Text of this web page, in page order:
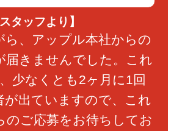
スタッフより】
ら、アップル本社からの
届きませんでした。これ
少なくとも2ヶ月に1回
が出ていますので、これ
のご応募をお待ちしてお